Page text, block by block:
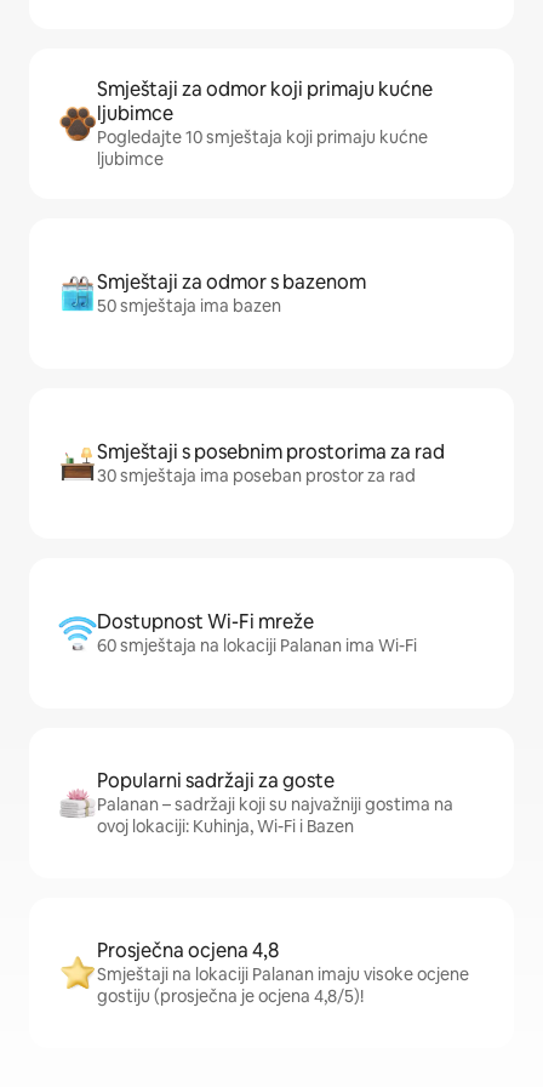
Smještaji za odmor koji primaju kućne
ljubimce
Pogledajte 10 smještaja koji primaju kućne
ljubimce
Smještaji za odmor s bazenom
50 smještaja ima bazen
Smještaji s posebnim prostorima za rad
30 smještaja ima poseban prostor za rad
Dostupnost Wi-Fi mreže
60 smještaja na lokaciji Palanan ima Wi-Fi
Popularni sadržaji za goste
Palanan – sadržaji koji su najvažniji gostima na
ovoj lokaciji: Kuhinja, Wi-Fi i Bazen
Prosječna ocjena 4,8
Smještaji na lokaciji Palanan imaju visoke ocjene
gostiju (prosječna je ocjena 4,8/5)!